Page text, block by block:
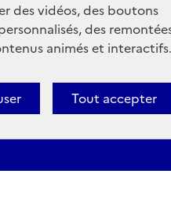
des vidéos, des boutons
des
animés et interactifs.
Tout accepter